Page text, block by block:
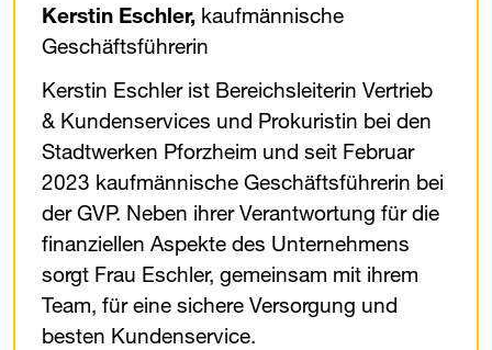
Kerstin Eschler, kaufmännische
Geschäftsführerin
Kerstin Eschler ist Bereichsleiterin Vertrieb
& Kundenservices und Prokuristin bei den
Stadtwerken Pforzheim und seit Februar
2023 kaufmännische Geschäftsführerin bei
der ​GVP​. Neben ihrer Verantwortung für die
finanziellen Aspekte des Unternehmens
sorgt Frau Eschler, gemeinsam mit ihrem
Team, für eine sichere Versorgung und
besten Kundenservice.